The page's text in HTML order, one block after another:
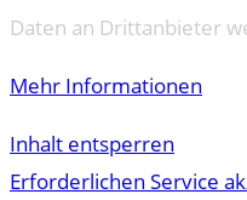
Daten an Drittanbieter
Mehr Informationen
Inhalt entsperren
Erforderlichen Service